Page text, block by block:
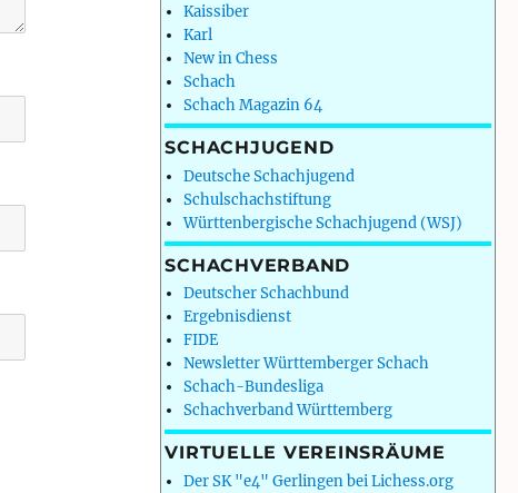
Kaissiber
Karl
New in Chess
Schach
Schach Magazin 64
SCHACHJUGEND
Deutsche Schachjugend
Schulschachstiftung
Württenbergische Schachjugend (WSJ)
SCHACHVERBAND
Deutscher Schachbund
Ergebnisdienst
FIDE
Newsletter Württemberger Schach
Schach-Bundesliga
Schachverband Württemberg
VIRTUELLE VEREINSRÄUME
Der SK "e4" Gerlingen bei Lichess.org